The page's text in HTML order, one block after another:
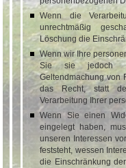
Wenn die
unrechtmäßig
Löschung die
Wenn wir Ihre
Sie sie jedoch
Geltendmachung von
das Recht, statt
Verarbeitung Ihrer
Wenn Sie einen
eingelegt haben,
unseren Interessen
feststeht, wessen
die Einschränkung